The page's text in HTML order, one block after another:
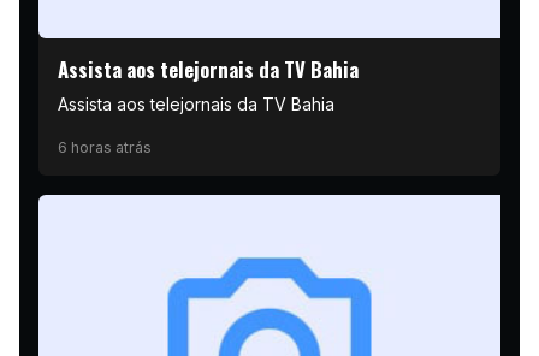
Assista aos telejornais da TV Bahia
Assista aos telejornais da TV Bahia
6 horas atrás